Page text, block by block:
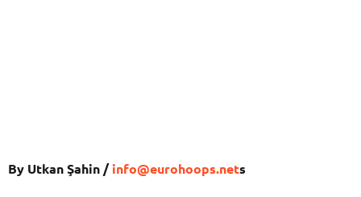
By Utkan Şahin /info@eurohoops.nets